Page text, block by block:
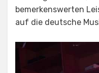
bemerkenswerten
auf die deutsche